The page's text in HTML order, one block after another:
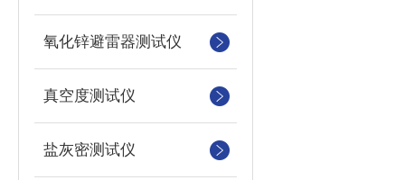
氧化锌避雷器测试仪
真空度测试仪
盐灰密测试仪